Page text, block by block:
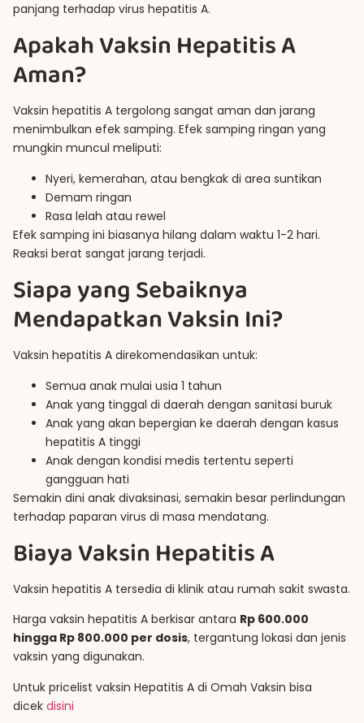
panjang terhadap virus hepatitis A.
Apakah Vaksin Hepatitis A
Aman?
Vaksin hepatitis A tergolong sangat aman dan jarang
menimbulkan efek samping. Efek samping ringan yang
mungkin muncul meliputi:
Nyeri, kemerahan, atau bengkak di area suntikan
Demam ringan
Rasa lelah atau rewel
Efek samping ini biasanya hilang dalam waktu 1-2 hari.
Reaksi berat sangat jarang terjadi.
Siapa yang Sebaiknya
Mendapatkan Vaksin Ini?
Vaksin hepatitis A direkomendasikan untuk:
Semua anak mulai usia 1 tahun
Anak yang tinggal di daerah dengan sanitasi buruk
Anak yang akan bepergian ke daerah dengan kasus
hepatitis A tinggi
Anak dengan kondisi medis tertentu seperti
gangguan hati
Semakin dini anak divaksinasi, semakin besar perlindungan
terhadap paparan virus di masa mendatang.
Biaya Vaksin Hepatitis A
Vaksin hepatitis A tersedia di klinik atau rumah sakit swasta.
Harga vaksin hepatitis A berkisar antara Rp 600.000
hingga Rp 800.000 per dosis, tergantung lokasi dan jenis
vaksin yang digunakan.
Untuk pricelist vaksin Hepatitis A di Omah Vaksin bisa
dicek disini